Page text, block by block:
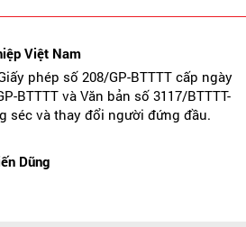
Việt Nam
phép số 208/GP-BTTTT cấp ngày
BTTTT và Văn bản số 3117/BTTTT-
séc và thay đổi người đứng đầu.
Dũng